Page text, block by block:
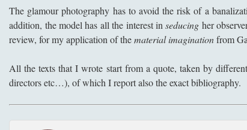
The glamour photography has to avoid the risk of a
addition, the model has all the interest inseducing her
review, for my application of thematerial imaginationfrom
All the texts that I wrote start from a quote, taken by
directors etc…), of which I report also the exact bibliography.